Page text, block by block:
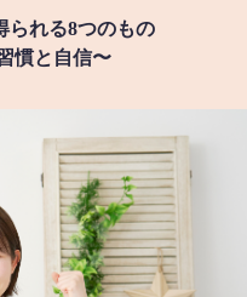
られる8つのもの
慣と自信〜